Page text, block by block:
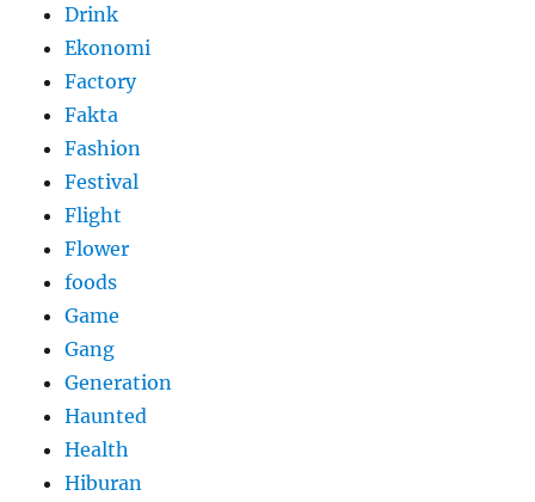
Drink
Ekonomi
Factory
Fakta
Fashion
Festival
Flight
Flower
foods
Game
Gang
Generation
Haunted
Health
Hiburan